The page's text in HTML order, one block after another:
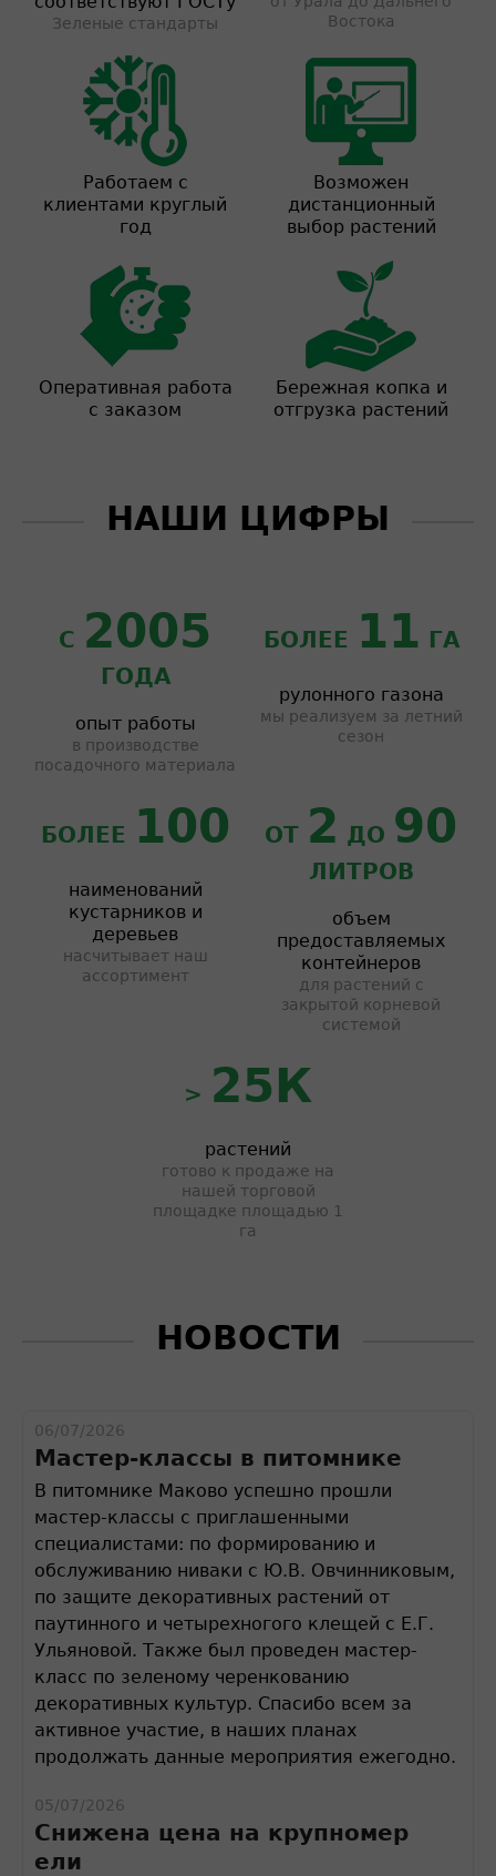
Зеленые стандарты
Востока
Работаем с
клиентами круглый
год
Возможен
дистанционный
выбор растений
Оперативная работа
с заказом
Бережная копка и
отгрузка растений
НАШИ ЦИФРЫ
С 2005
ГОДА
опыт работы
в производстве
посадочного материала
БОЛЕЕ 11 ГА
рулонного газона
мы реализуем за летний
сезон
БОЛЕЕ 100
наименований
кустарников и
деревьев
насчитывает наш
ассортимент
ОТ 2 ДО 90
ЛИТРОВ
объем
предоставляемых
контейнеров
для растений с
закрытой корневой
системой
> 25К
растений
готово к продаже на
нашей торговой
площадке площадью 1
га
НОВОСТИ
06/07/2026
Мастер-классы в питомнике
В питомнике Маково успешно прошли
мастер-классы с приглашенными
специалистами: по формированию и
обслуживанию ниваки с Ю.В. Овчинниковым,
по защите декоративных растений от
паутинного и четырехногого клещей с Е.Г.
Ульяновой. Также был проведен мастер-
класс по зеленому черенкованию
декоративных культур. Спасибо всем за
активное участие, в наших планах
продолжать данные мероприятия ежегодно.
05/07/2026
Снижена цена на крупномер
ели